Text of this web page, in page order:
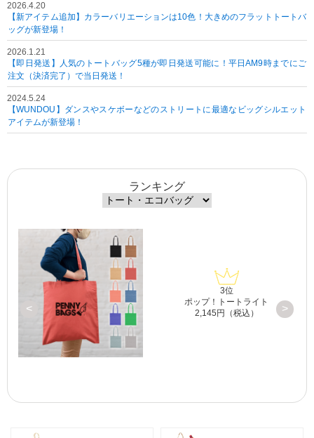
2026.4.20
【新アイテム追加】カラーバリエーションは10色！大きめのフラットトートバ
ッグが新登場！
2026.1.21
【即日発送】人気のトートバッグ5種が即日発送可能に！平日AM9時までにご
注文（決済完了）で当日発送！
2024.5.24
【WUNDOU】ダンスやスケボーなどのストリートに最適なビッグシルエット
アイテムが新登場！
ランキング
<
3位
ポップ！トートライト
2,145円（税込）
>